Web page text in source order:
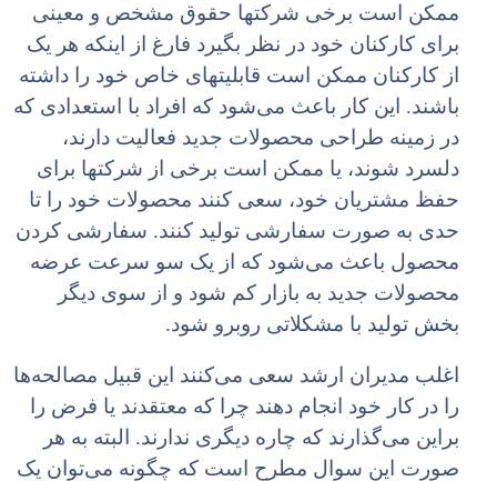
ممکن است برخی شرکتها حقوق مشخص و معینی
برای کارکنان خود در نظر بگیرد فارغ از اینکه هر یک
از کارکنان ممکن است قابلیتهای خاص خود را داشته
باشند. این کار باعث می‌شود که افراد با استعدادی که
در زمینه طراحی محصولات جدید فعالیت دارند،
دلسرد شوند، یا ممکن است برخی از شرکتها برای
حفظ مشتریان خود، سعی کنند محصولات خود را تا
حدی به صورت سفارشی تولید کنند. سفارشی کردن
محصول باعث می‌شود که از یک سو سرعت عرضه
محصولات جدید به بازار کم شود و از سوی دیگر
بخش تولید با مشکلاتی روبرو شود.
اغلب مدیران ارشد سعی می‌کنند این قبیل مصالحه‌ها
را در کار خود انجام دهند چرا که معتقدند یا فرض را
براین می‌گذارند که چاره دیگری ندارند. البته به هر
صورت این سوال مطرح است که چگونه می‌توان یک